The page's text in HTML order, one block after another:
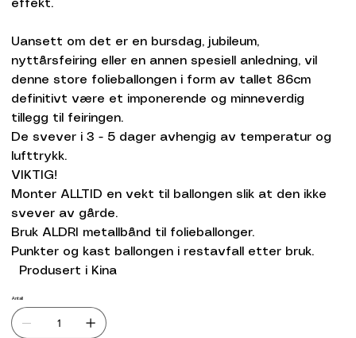
effekt.
Uansett om det er en bursdag, jubileum,
nyttårsfeiring eller en annen spesiell anledning, vil
denne store folieballongen i form av tallet 86cm
definitivt være et imponerende og minneverdig
tillegg til feiringen.
De svever i 3 - 5 dager avhengig av temperatur og
lufttrykk.
VIKTIG!
Monter ALLTID en vekt til ballongen slik at den ikke
svever av gårde.
Bruk ALDRI metallbånd til folieballonger.
Punkter og kast ballongen i restavfall etter bruk.
Produsert i Kina
Antall